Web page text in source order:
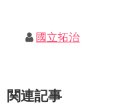
國立拓治
関連記事